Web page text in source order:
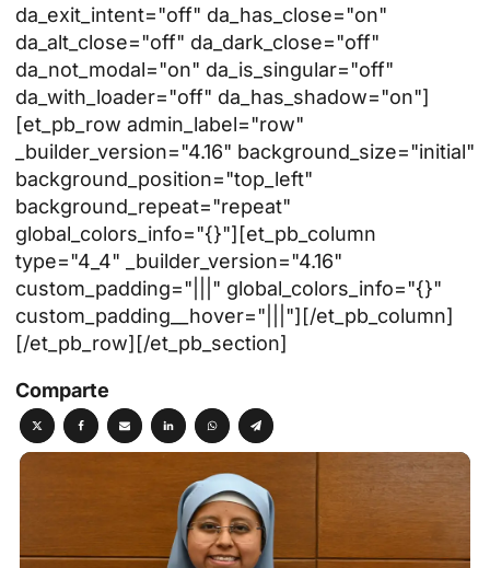
da_exit_intent="off" da_has_close="on"
da_alt_close="off" da_dark_close="off"
da_not_modal="on" da_is_singular="off"
da_with_loader="off" da_has_shadow="on"]
[et_pb_row admin_label="row"
_builder_version="4.16" background_size="initial"
background_position="top_left"
background_repeat="repeat"
global_colors_info="{}"][et_pb_column
type="4_4" _builder_version="4.16"
custom_padding="|||" global_colors_info="{}"
custom_padding__hover="|||"][/et_pb_column]
[/et_pb_row][/et_pb_section]
Comparte